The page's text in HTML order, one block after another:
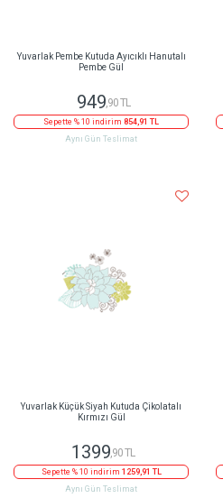
Yuvarlak Pembe Kutuda Ayıcıklı Hanutalı
Pembe Gül
949,90 TL
Sepette % 10 indirim 854,91 TL
Aynı Gün Teslimat
Yuvarlak Küçük Siyah Kutuda Çikolatalı
Kırmızı Gül
1399,90 TL
Sepette % 10 indirim 1259,91 TL
Aynı Gün Teslimat